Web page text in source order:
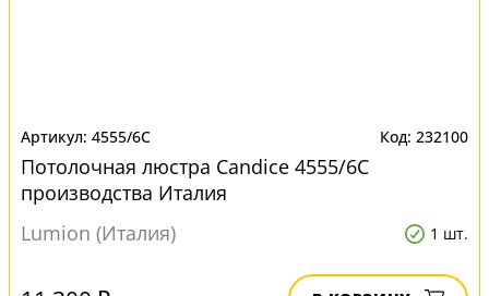
4555/6C 232100
Потолочная люстра Candice 4555/6C
производства Италия
Lumion (Италия)
1 шт.